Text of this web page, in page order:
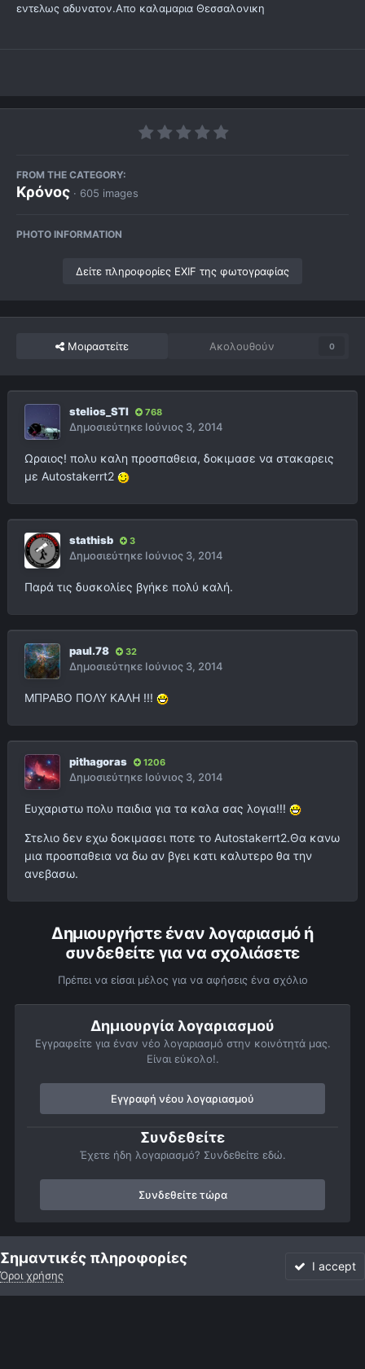
εντελως αδυνατον.Απο καλαμαρια Θεσσαλονικη
FROM THE CATEGORY:
Κρόνος · 605 images
PHOTO INFORMATION
Δείτε πληροφορίες EXIF της φωτογραφίας
Μοιραστείτε Ακολουθούν 0
stelios_STI 768
Δημοσιεύτηκε Ιούνιος 3, 2014
Ωραιος! πολυ καλη προσπαθεια, δοκιμασε να στακαρεις
με Autostakerrt2
stathisb 3
Δημοσιεύτηκε Ιούνιος 3, 2014
Παρά τις δυσκολίες βγήκε πολύ καλή.
paul.78 32
Δημοσιεύτηκε Ιούνιος 3, 2014
ΜΠΡΑΒΟ ΠΟΛΥ ΚΑΛΗ !!!
pithagoras 1206
Δημοσιεύτηκε Ιούνιος 3, 2014
Ευχαριστω πολυ παιδια για τα καλα σας λογια!!!
Στελιο δεν εχω δοκιμασει ποτε το Autostakerrt2.Θα κανω
μια προσπαθεια να δω αν βγει κατι καλυτερο θα την
ανεβασω.
Δημιουργήστε έναν λογαριασμό ή
συνδεθείτε για να σχολιάσετε
Πρέπει να είσαι μέλος για να αφήσεις ένα σχόλιο
Δημιουργία λογαριασμού
Εγγραφείτε για έναν νέο λογαριασμό στην κοινότητά μας.
Είναι εύκολο!.
Εγγραφή νέου λογαριασμού
Συνδεθείτε
Έχετε ήδη λογαριασμό? Συνδεθείτε εδώ.
Συνδεθείτε τώρα
Αρχή Αστροφωτογραφίες Πλανήτες
Σημαντικές πληροφορίες
Όροι χρήσης
I accept
Forum